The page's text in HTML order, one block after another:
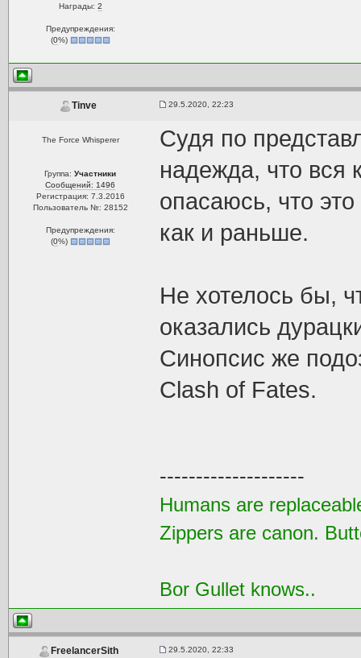
Награды: 2
Предупреждения:
(0%)
Tinve 29.5.2020, 22:23
The Force Whisperer
Группа:Участники
Сообщений: 1496
Регистрация: 7.3.2016
Пользователь №: 28152
Предупреждения:
(0%)
Судя по
надежда, что вся
опасаюсь, что
как и раньше.
Не хотелось бы,
оказались
Синопсис же
Clash of Fates.
--------------------
Humans are
Zippers are canon.
Bor Gullet knows..
FreelancerSith 29.5.2020, 22:33